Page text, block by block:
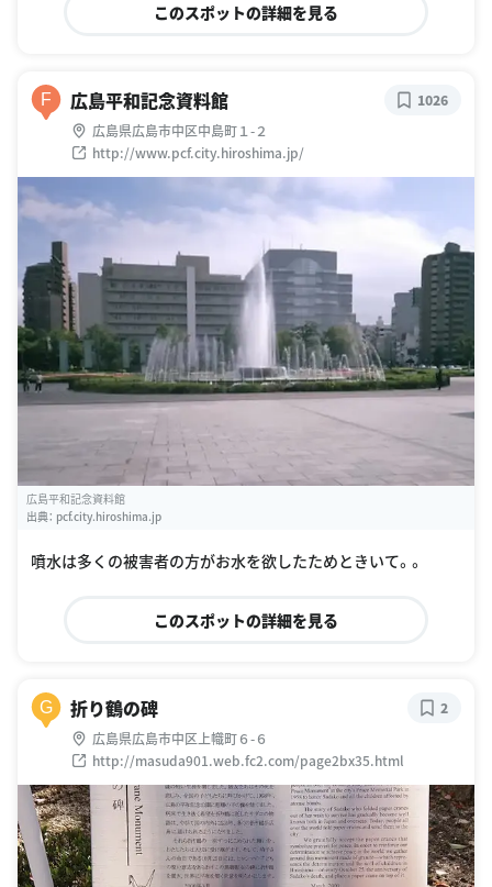
このスポットの詳細を見る
F 広島平和記念資料館
広島県広島市中区中島町１-２
http://www.pcf.city.hiroshima.jp/
1026
広島平和記念資料館
出典： pcf.city.hiroshima.jp
噴水は多くの被害者の方がお水を欲したためときいて。。
このスポットの詳細を見る
G 折り鶴の碑
広島県広島市中区上幟町６-６
http://masuda901.web.fc2.com/page2bx35.html
2